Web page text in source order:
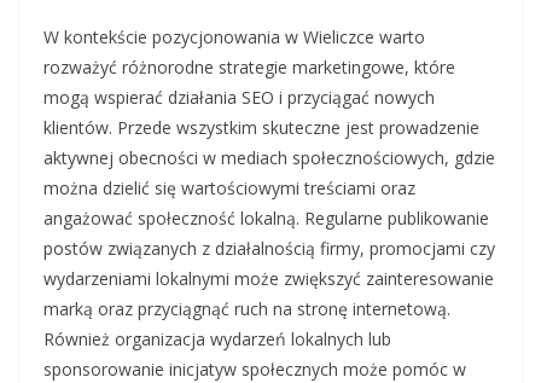
W kontekście pozycjonowania w Wieliczce warto
rozważyć różnorodne strategie marketingowe, które
mogą wspierać działania SEO i przyciągać nowych
klientów. Przede wszystkim skuteczne jest prowadzenie
aktywnej obecności w mediach społecznościowych, gdzie
można dzielić się wartościowymi treściami oraz
angażować społeczność lokalną. Regularne publikowanie
postów związanych z działalnością firmy, promocjami czy
wydarzeniami lokalnymi może zwiększyć zainteresowanie
marką oraz przyciągnąć ruch na stronę internetową.
Również organizacja wydarzeń lokalnych lub
sponsorowanie inicjatyw społecznych może pomóc w